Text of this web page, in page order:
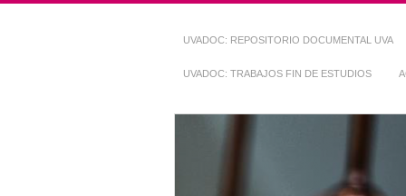
UVADOC: REPOSITORIO DOCUMENTAL UVA
UVADOC: TRABAJOS FIN DE ESTUDIOS
Repositorio
~ UVaDOC